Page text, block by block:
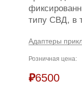
типу СВД, в
Адаптеры
Розничная цена:
₽6500